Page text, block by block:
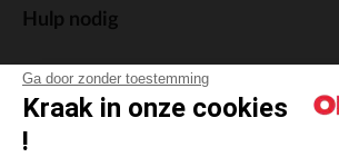
Ga door zonder toestemming
Kraak in onze cookies
!
Hulp nodig